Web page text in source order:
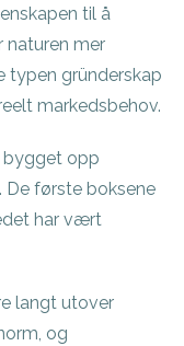
til å
naturen mer
typen gründerskap
markedsbehov.
bygget opp
De første boksene
har vært
langt utover
og